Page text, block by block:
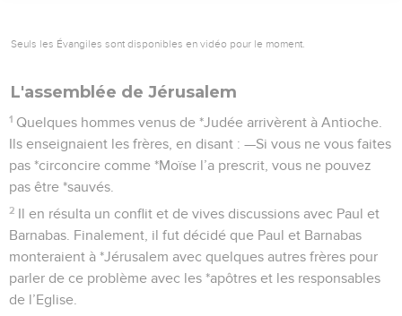
Seuls les Évangiles sont disponibles en vidéo pour le moment.
L'assemblée de Jérusalem
1 Quelques hommes venus de *Judée arrivèrent à Antioche.
Ils enseignaient les frères, en disant : —Si vous ne vous faites
pas *circoncire comme *Moïse l’a prescrit, vous ne pouvez
pas être *sauvés.
2 Il en résulta un conflit et de vives discussions avec Paul et
Barnabas. Finalement, il fut décidé que Paul et Barnabas
monteraient à *Jérusalem avec quelques autres frères pour
parler de ce problème avec les *apôtres et les responsables
de l’Eglise.